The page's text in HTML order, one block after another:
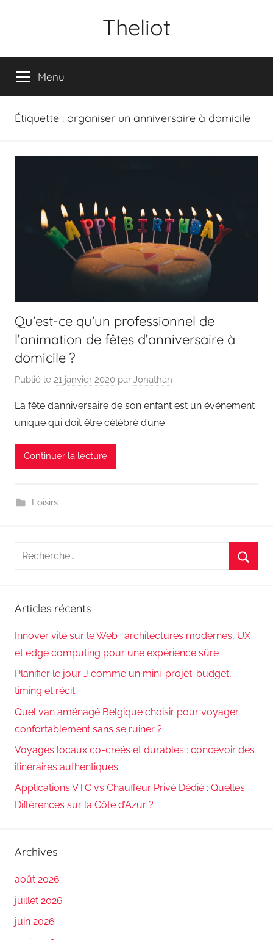
Theliot
Menu
Étiquette : organiser un anniversaire à domicile
Qu’est-ce qu’un professionnel de
l’animation de fêtes d’anniversaire à
domicile ?
Publié le 21 janvier 2020 par Jonathan
La fête d’anniversaire de son enfant est un événement
unique qui doit être célébré d’une
Continuer la lecture
Loisirs
Recherche
Articles récents
Innover vite sur le Web : architectures modernes, UX
et edge computing pour une expérience sûre
Planifier le jour J comme un mini-projet: budget,
timing et récit
Quel van aménagé Belgique choisir pour voyager
confortablement sans se ruiner ?
Voyages locaux co-créés et durables : concevoir des
itinéraires authentiques
Applications VTC vs Chauffeur Privé Dédié : Quelles
Différences sur la Côte d’Azur ?
Archives
août 2026
juillet 2026
juin 2026